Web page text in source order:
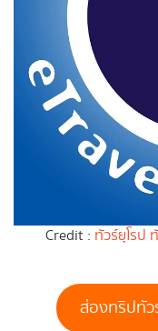
Credit : ทัวร์ยุโรป
ส่องทริปทัว